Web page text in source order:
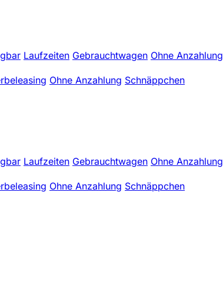
Laufzeiten Gebrauchtwagen Ohne Anzahlung
Ohne Anzahlung Schnäppchen
Laufzeiten Gebrauchtwagen Ohne Anzahlung
Ohne Anzahlung Schnäppchen